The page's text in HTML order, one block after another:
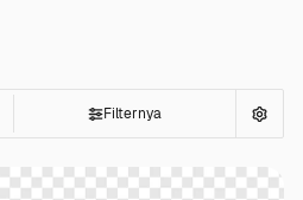
Filternya